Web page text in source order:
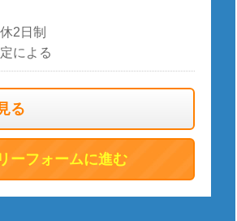
2日制
による
る
ーフォームに進む